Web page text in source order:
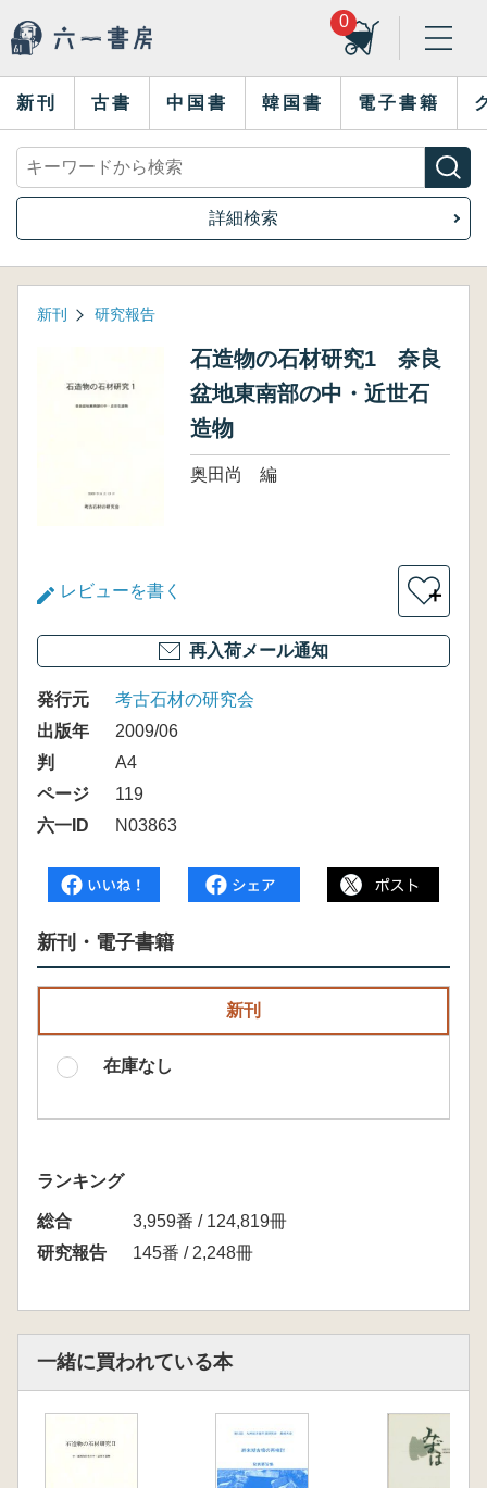
0
新刊 古書 中国書 韓国書 電子書籍
詳細検索
新刊 研究報告
石造物の石材研究1 奈良
盆地東南部の中・近世石
造物
奥田尚 編
レビューを書く ＋
再入荷メール通知
発行元
考古石材の研究会
出版年
2009/06
判
A4
ページ
119
六一ID
N03863
新刊・電子書籍
新刊
在庫なし
ランキング
総合
3,959番 / 124,819冊
研究報告
145番 / 2,248冊
一緒に買われている本